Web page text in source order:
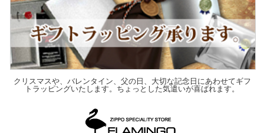
クリスマスや、バレンタイン、父の日、大切な記念日にあわせてギフ
トラッピングいたします。ちょっとした気遣いが喜ばれます。